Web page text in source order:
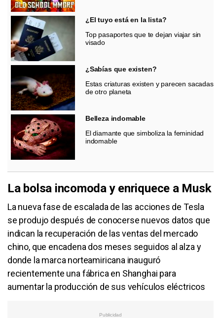
¿El tuyo está en la lista?
Top pasaportes que te dejan viajar sin
visado
¿Sabías que existen?
Estas criaturas existen y parecen sacadas
de otro planeta
Belleza indomable
El diamante que simboliza la feminidad
indomable
La bolsa incomoda y enriquece a Musk
La nueva fase de escalada de las acciones de Tesla
se produjo después de conocerse nuevos datos que
indican la recuperación de las ventas del mercado
chino, que encadena dos meses seguidos al alza y
donde la marca norteamiricana inauguró
recientemente una fábrica en Shanghai para
aumentar la producción de sus vehículos eléctricos